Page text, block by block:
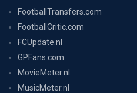
FootballTransfers.com
FootballCritic.com
FCUpdate.nl
GPFans.com
MovieMeter.nl
MusicMeter.nl